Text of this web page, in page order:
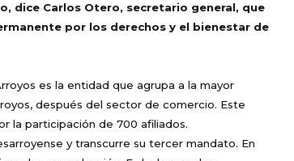
dice Carlos Otero, secretario general, que
por los derechos y el bienestar de
es la entidad que agrupa a la mayor
después del sector de comercio. Este
la participación de 700 afiliados.
y transcurre su tercer mandato. En